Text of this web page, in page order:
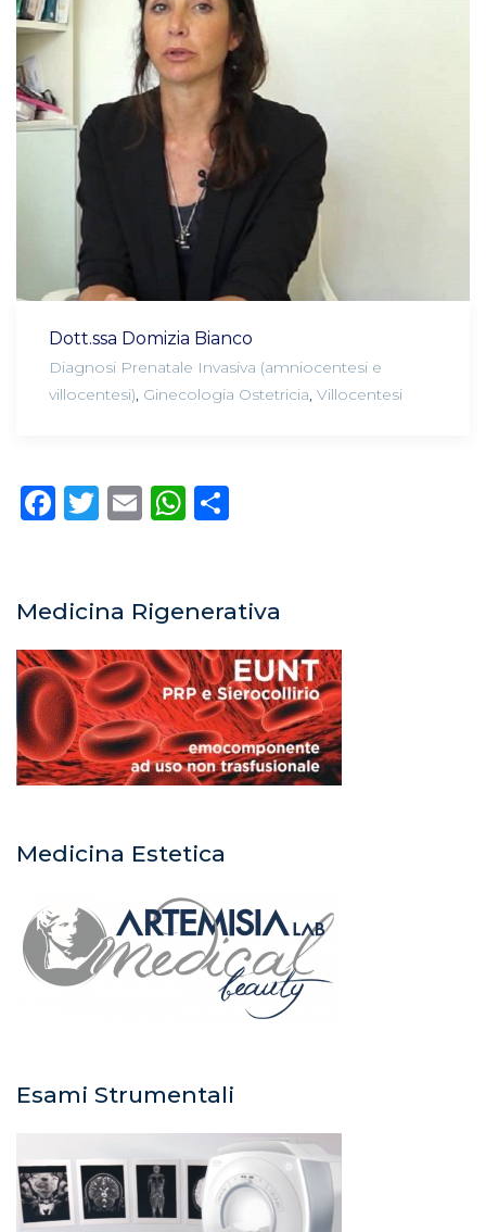
Dott.ssa Domizia Bianco
Diagnosi Prenatale Invasiva (amniocentesi e
villocentesi), Ginecologia Ostetricia, Villocentesi
Facebook
Twitter
EmailWhatsApp
Medicina Rigenerativa
Medicina Estetica
Esami Strumentali